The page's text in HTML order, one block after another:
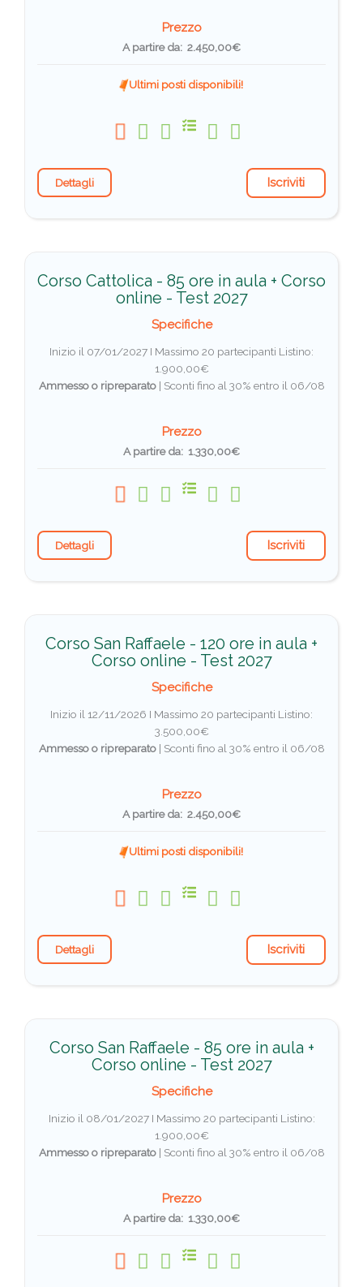
Prezzo
A partire da: 2.450,00€
Ultimi posti disponibili!
Dettagli Iscriviti
Corso Cattolica - 85 ore in aula + Corso
online - Test 2027
Specifiche
Inizio il 07/01/2027 I Massimo 20 partecipanti Listino:
1.900,00€
Ammesso o ripreparato| Sconti fino al 30% entro il 06/08
Prezzo
A partire da: 1.330,00€
Dettagli Iscriviti
Corso San Raffaele - 120 ore in aula +
Corso online - Test 2027
Specifiche
Inizio il 12/11/2026 I Massimo 20 partecipanti Listino:
3.500,00€
Ammesso o ripreparato| Sconti fino al 30% entro il 06/08
Prezzo
A partire da: 2.450,00€
Ultimi posti disponibili!
Dettagli Iscriviti
Corso San Raffaele - 85 ore in aula +
Corso online - Test 2027
Specifiche
Inizio il 08/01/2027 I Massimo 20 partecipanti Listino:
1.900,00€
Ammesso o ripreparato| Sconti fino al 30% entro il 06/08
Prezzo
A partire da: 1.330,00€